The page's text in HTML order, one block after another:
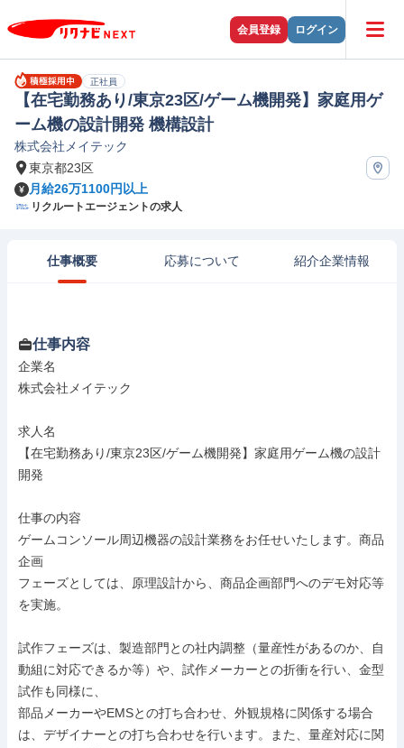
会員登録 ログイン
正社員
【在宅勤務あり/東京23区/ゲーム機開発】家庭用ゲ
ーム機の設計開発 機構設計
株式会社メイテック
東京都23区
月給26万1100円以上
リクルートエージェントの求人
仕事概要 応募について 紹介企業情報
仕事内容
企業名
株式会社メイテック
求人名
【在宅勤務あり/東京23区/ゲーム機開発】家庭用ゲーム機の設計
開発
仕事の内容
ゲームコンソール周辺機器の設計業務をお任せいたします。商品
企画
フェーズとしては、原理設計から、商品企画部門へのデモ対応等
を実施。
試作フェーズは、製造部門との社内調整（量産性があるのか、自
動組に対応できるか等）や、試作メーカーとの折衝を行い、金型
試作も同様に、
部品メーカーやEMSとの打ち合わせ、外観規格に関係する場合
は、デザイナーとの打ち合わせを行います。また、量産対応に関